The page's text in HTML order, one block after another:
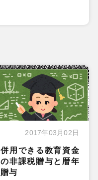
2017年03月02日
併用できる教育資金
の非課税贈与と暦年
贈与